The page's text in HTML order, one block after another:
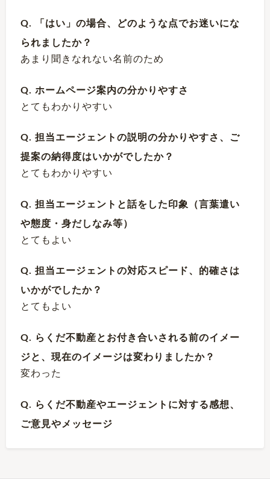
Q. 「はい」の場合、どのような点でお迷いにな
られましたか？
あまり聞きなれない名前のため
Q. ホームページ案内の分かりやすさ
とてもわかりやすい
Q. 担当エージェントの説明の分かりやすさ、ご
提案の納得度はいかがでしたか？
とてもわかりやすい
Q. 担当エージェントと話をした印象（言葉遣い
や態度・身だしなみ等）
とてもよい
Q. 担当エージェントの対応スピード、的確さは
いかがでしたか？
とてもよい
Q. らくだ不動産とお付き合いされる前のイメー
ジと、現在のイメージは変わりましたか？
変わった
Q. らくだ不動産やエージェントに対する感想、
ご意見やメッセージ